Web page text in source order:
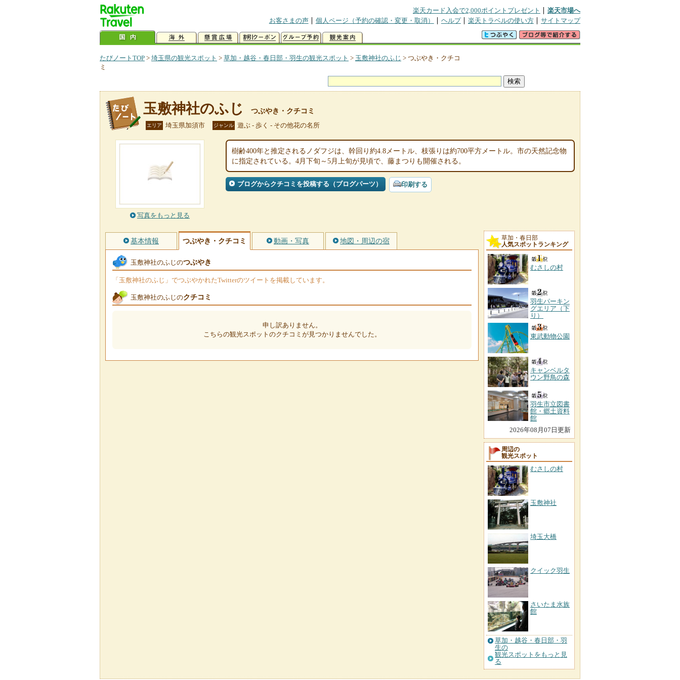
楽天カード入会で2,000ポイントプレゼント
楽天市場へ
お客さまの声
個人ページ（予約の確認・変更・取消） ヘルプ 楽天トラベルの使い方 サイトマップ
たびノートTOP > 埼玉県の観光スポット > 草加・越谷・春日部・羽生の観光スポット > 玉敷神社のふじ > つぶやき・クチコ
ミ
玉敷神社のふじ つぶやき・クチコミ
エリア 埼玉県加須市 ジャンル 遊ぶ - 歩く - その他花の名所
写真をもっと見る
樹齢400年と推定されるノダフジは、幹回り約4.8メートル、枝張りは約700平方メートル。市の天然記念物
に指定されている。4月下旬～5月上旬が見頃で、藤まつりも開催される。
ブログからクチコミを投稿する（ブログパーツ） 印刷する
基本情報 つぶやき・クチコミ 動画・写真 地図・周辺の宿
玉敷神社のふじのつぶやき
「玉敷神社のふじ」でつぶやかれたTwitterのツイートを掲載しています。
玉敷神社のふじのクチコミ
申し訳ありません。
こちらの観光スポットのクチコミが見つかりませんでした。
草加・春日部
人気スポットランキング
むさしの村
羽生パーキン
グエリア（下
り）
東武動物公園
キャンベルタ
ウン野鳥の森
羽生市立図書
館・郷土資料
館
2026年08月07日更新
周辺の
観光スポット
むさしの村
玉敷神社
埼玉大橋
クイック羽生
さいたま水族
館
草加・越谷・春日部・羽
生の
観光スポットをもっと見
る